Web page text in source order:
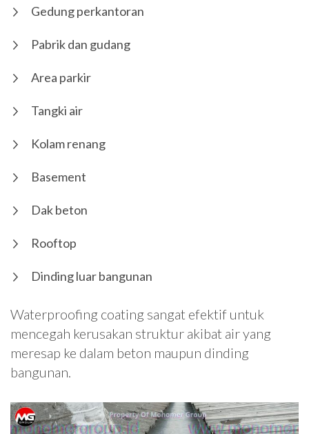
Gedung perkantoran
Pabrik dan gudang
Area parkir
Tangki air
Kolam renang
Basement
Dak beton
Rooftop
Dinding luar bangunan
Waterproofing coating sangat efektif untuk
mencegah kerusakan struktur akibat air yang
meresap ke dalam beton maupun dinding
bangunan.